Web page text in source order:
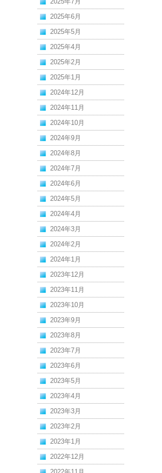
2025年6月
2025年5月
2025年4月
2025年2月
2025年1月
2024年12月
2024年11月
2024年10月
2024年9月
2024年8月
2024年7月
2024年6月
2024年5月
2024年4月
2024年3月
2024年2月
2024年1月
2023年12月
2023年11月
2023年10月
2023年9月
2023年8月
2023年7月
2023年6月
2023年5月
2023年4月
2023年3月
2023年2月
2023年1月
2022年12月